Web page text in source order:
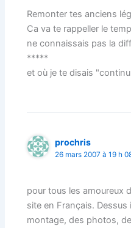
Remonter tes anciens
Ca va te rappeller le
ne connaissais pas la
*****
et où je te disais
prochris
26 mars 2007 à 19 h
pour tous les amoureux
site en Français.
montage, des photos,